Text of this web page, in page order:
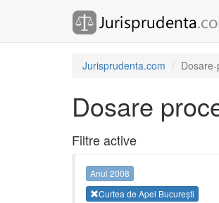
Jurisprudenta.com
Dosare
Filtre active
Anul 2008
Curtea de Apel București